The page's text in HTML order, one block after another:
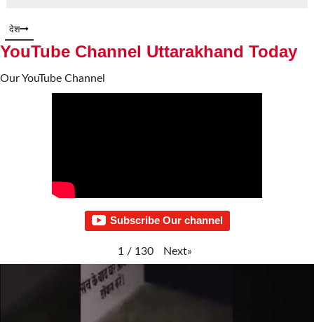
देश
YouTube Channel Uttarakhand Today
Our YouTube Channel
Subscribe Our channel
1 / 130 Next»